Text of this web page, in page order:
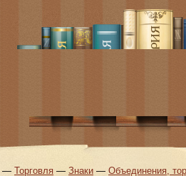
— Торговля — Знаки — Объединения,